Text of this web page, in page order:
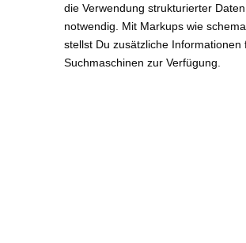
die Verwendung strukturierter Daten
notwendig. Mit Markups wie
stellst Du zusätzliche Informationen
Suchmaschinen zur Verfügung.